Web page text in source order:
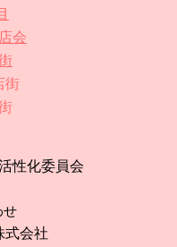
会
街
性化委員会
せ
式会社